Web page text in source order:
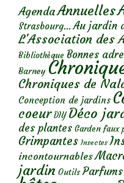
AgendaAnnuelles
Strasbourg... Au jardin
L'Association des
Bibliothèque Bonnes
Barney
Chroniques de
Conception de jardins
coeur DIY Déco
des plantes Garden faux
Grimpantes Insectes
incontournables
jardin Outils